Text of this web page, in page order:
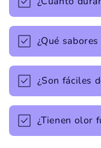
¿Qué sabores
¿Son fáciles
¿Tienen olor